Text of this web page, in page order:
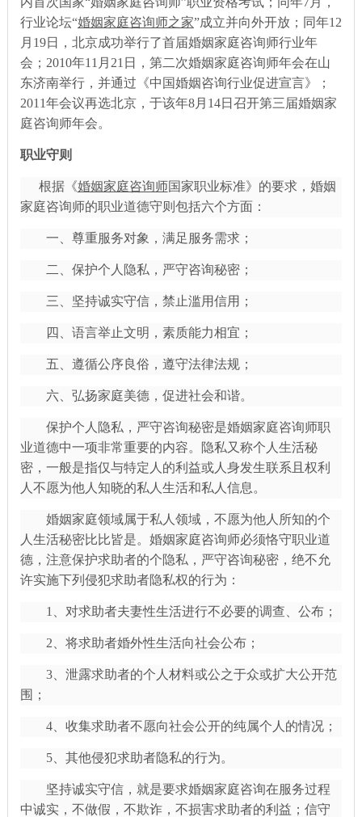
行业论坛“婚姻家庭咨询师之家”成立并向外开放；同年12
月19日，北京成功举行了首届婚姻家庭咨询师行业年
会；2010年11月21日，第二次婚姻家庭咨询师年会在山
东济南举行，并通过《中国婚姻咨询行业促进宣言》；
2011年会议再选北京，于该年8月14日召开第三届婚姻家
庭咨询师年会。
职业守则
根据《婚姻家庭咨询师国家职业标准》的要求，婚姻
家庭咨询师的职业道德守则包括六个方面：
一、尊重服务对象，满足服务需求；
二、保护个人隐私，严守咨询秘密；
三、坚持诚实守信，禁止滥用信用；
四、语言举止文明，素质能力相宜；
五、遵循公序良俗，遵守法律法规；
六、弘扬家庭美德，促进社会和谐。
保护个人隐私，严守咨询秘密是婚姻家庭咨询师职
业道德中一项非常重要的内容。隐私又称个人生活秘
密，一般是指仅与特定人的利益或人身发生联系且权利
人不愿为他人知晓的私人生活和私人信息。
婚姻家庭领域属于私人领域，不愿为他人所知的个
人生活秘密比比皆是。婚姻家庭咨询师必须恪守职业道
德，注意保护求助者的个隐私，严守咨询秘密，绝不允
许实施下列侵犯求助者隐私权的行为：
1、对求助者夫妻性生活进行不必要的调查、公布；
2、将求助者婚外性生活向社会公布；
3、泄露求助者的个人材料或公之于众或扩大公开范
围；
4、收集求助者不愿向社会公开的纯属个人的情况；
5、其他侵犯求助者隐私的行为。
坚持诚实守信，就是要求婚姻家庭咨询在服务过程
中诚实，不做假，不欺诈，不损害求助者的利益；信守